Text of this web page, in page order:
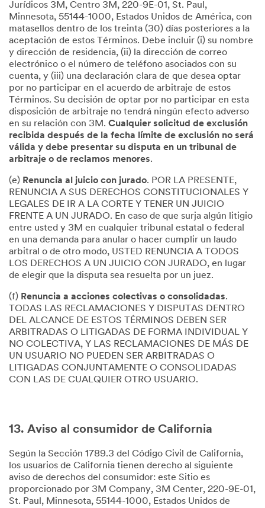
Jurídicos 3M, Centro 3M, 220-9E-01, St. Paul,
Minnesota, 55144-1000, Estados Unidos de América, con
matasellos dentro de los treinta (30) días posteriores a la
aceptación de estos Términos. Debe incluir (i) su nombre
y dirección de residencia, (ii) la dirección de correo
electrónico o el número de teléfono asociados con su
cuenta, y (iii) una declaración clara de que desea optar
por no participar en el acuerdo de arbitraje de estos
Términos. Su decisión de optar por no participar en esta
disposición de arbitraje no tendrá ningún efecto adverso
en su relación con 3M. Cualquier solicitud de exclusión
recibida después de la fecha límite de exclusión no será
válida y debe presentar su disputa en un tribunal de
arbitraje o de reclamos menores.
(e) Renuncia al juicio con jurado. POR LA PRESENTE,
RENUNCIA A SUS DERECHOS CONSTITUCIONALES Y
LEGALES DE IR A LA CORTE Y TENER UN JUICIO
FRENTE A UN JURADO. En caso de que surja algún litigio
entre usted y 3M en cualquier tribunal estatal o federal
en una demanda para anular o hacer cumplir un laudo
arbitral o de otro modo, USTED RENUNCIA A TODOS
LOS DERECHOS A UN JUICIO CON JURADO, en lugar
de elegir que la disputa sea resuelta por un juez.
(f) Renuncia a acciones colectivas o consolidadas.
TODAS LAS RECLAMACIONES Y DISPUTAS DENTRO
DEL ALCANCE DE ESTOS TÉRMINOS DEBEN SER
ARBITRADAS O LITIGADAS DE FORMA INDIVIDUAL Y
NO COLECTIVA, Y LAS RECLAMACIONES DE MÁS DE
UN USUARIO NO PUEDEN SER ARBITRADAS O
LITIGADAS CONJUNTAMENTE O CONSOLIDADAS
CON LAS DE CUALQUIER OTRO USUARIO.
13. Aviso al consumidor de California
Según la Sección 1789.3 del Código Civil de California,
los usuarios de California tienen derecho al siguiente
aviso de derechos del consumidor: este Sitio es
proporcionado por 3M Company, 3M Center, 220-9E-01,
St. Paul, Minnesota, 55144-1000, Estados Unidos de